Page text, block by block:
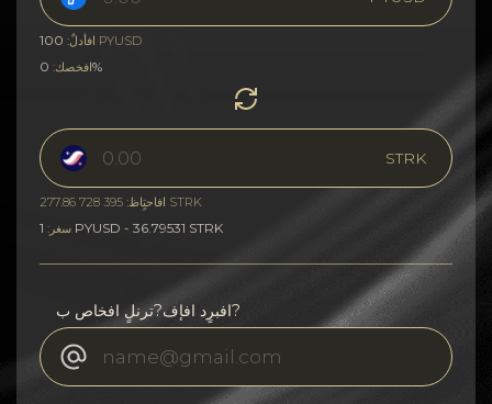
افأدلٌ: 100
PYUSD
افخصك:0%
STRK
افاحتٍاظ: 395 728 277.86 STRK
سغر: 1 PYUSD - 36.79531 STRK
افبرٍد افإف?ترنلٍ افخاص ب?